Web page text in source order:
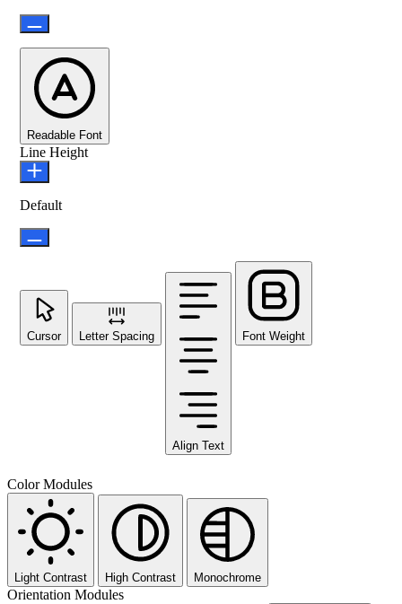
Readable Font
Line Height
Default
Cursor Letter Spacing
Align Text
Font Weight
Color Modules
Light Contrast High Contrast Monochrome
Orientation Modules